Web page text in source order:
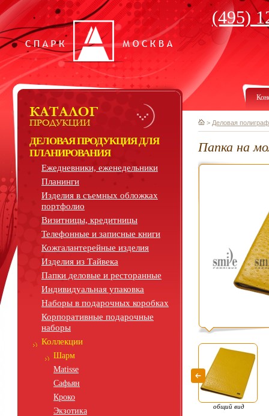
(495)
ДЕЛОВАЯ ПРОДУКЦИЯ ДЛЯ
ПЛАНИРОВАНИЯ
Ежедневники, еженедельники
Планинги
Изделия в съемных обложках
портфолио
Визитницы, кредитницы
Телефонные и записные книги
Кожгалантерейные изделия
Изделия из Тайвека
Папки деловые и ресторанные
Индивидуальная упаковка
Наборы в подарочных коробках
Корпоративные подарочные
наборы
Коллекции
Шарм
Matisse
Сафьян
Кроко
Экзотика
> Деловая
Папка на
общий вид